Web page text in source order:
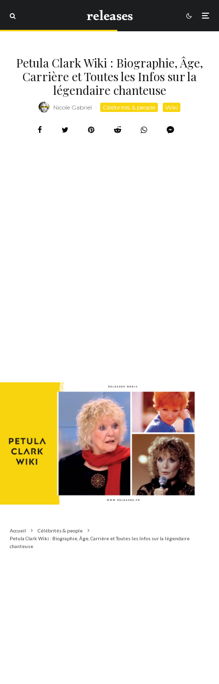
Petula Clark Wiki : Biographie, Âge,
Carrière et Toutes les Infos sur la
légendaire chanteuse
Nicole Gabriel · Célébrités & people Wiki
Accueil
Célébrités & people
Petula Clark Wiki : Biographie, Âge, Carrière et Toutes les Infos sur la légendaire
chanteuse